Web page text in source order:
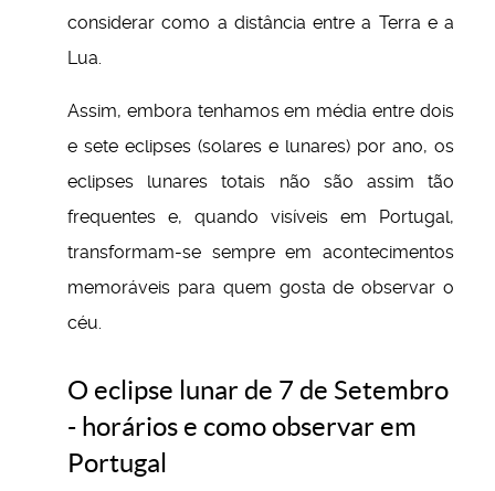
considerar como a distância entre a Terra e a
Lua.
Assim, embora tenhamos em média entre dois
e sete eclipses (solares e lunares) por ano, os
eclipses lunares totais não são assim tão
frequentes e, quando visíveis em Portugal,
transformam-se sempre em acontecimentos
memoráveis para quem gosta de observar o
céu.
O eclipse lunar de 7 de Setembro
- horários e como observar em
Portugal